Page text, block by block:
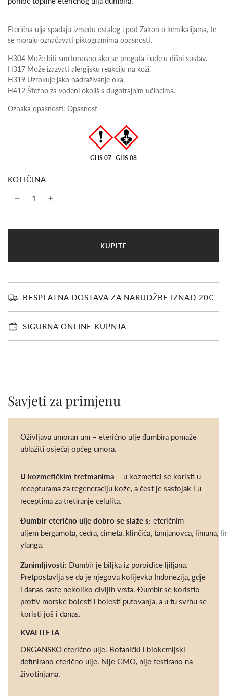
Eterična ulja spadaju između ostalog i pod Zakon o kemikalijama, te
se moraju označavati piktogramima opasnosti.
H304 Može biti smrtonosno ako se proguta i uđe u dišni sustav.
H317 Može izazvati alergijsku reakciju na koži.
H319 Uzrokuje jako nadraživanje oka.
H412 Štetno za vodeni okoliš s dugotrajnim učincima.
Oznaka opasnosti: Opasnost
GHS 07 GHS 08
KOLIČINA
U
I
A
A
E
KUPITE
BESPLATNA DOSTAVA ZA NARUDŽBE IZNAD 20€
SIGURNA ONLINE KUPNJA
Savjeti za primjenu
Oživljava umoran um – eterično ulje đumbira pomaže
ublažiti osjećaj općeg umora.
U kozmetičkim tretmanima – u kozmetici se koristi u
recepturama za regeneraciju kože, a čest je sastojak i u
receptima za tretiranje celulita.
Đumbir eterično ulje dobro se slaže s: eteričnim
uljem bergamota, cedra, cimeta, klinčića, tamjanovca, limuna,
ylanga.
Zanimljivosti: Đumbir je biljka iz poroidice ljiljana.
Pretpostavlja se da je njegova kolijevka Indonezija, gdje
i danas raste nekoliko divljih vrsta. Đumbir se koristio
protiv morske bolesti i bolesti putovanja, a u tu svrhu se
koristi još i danas.
KVALITETA
ORGANSKO eterično ulje. Botanički i biokemijski
definirano eterično ulje. Nije GMO, nije testirano na
životinjama.